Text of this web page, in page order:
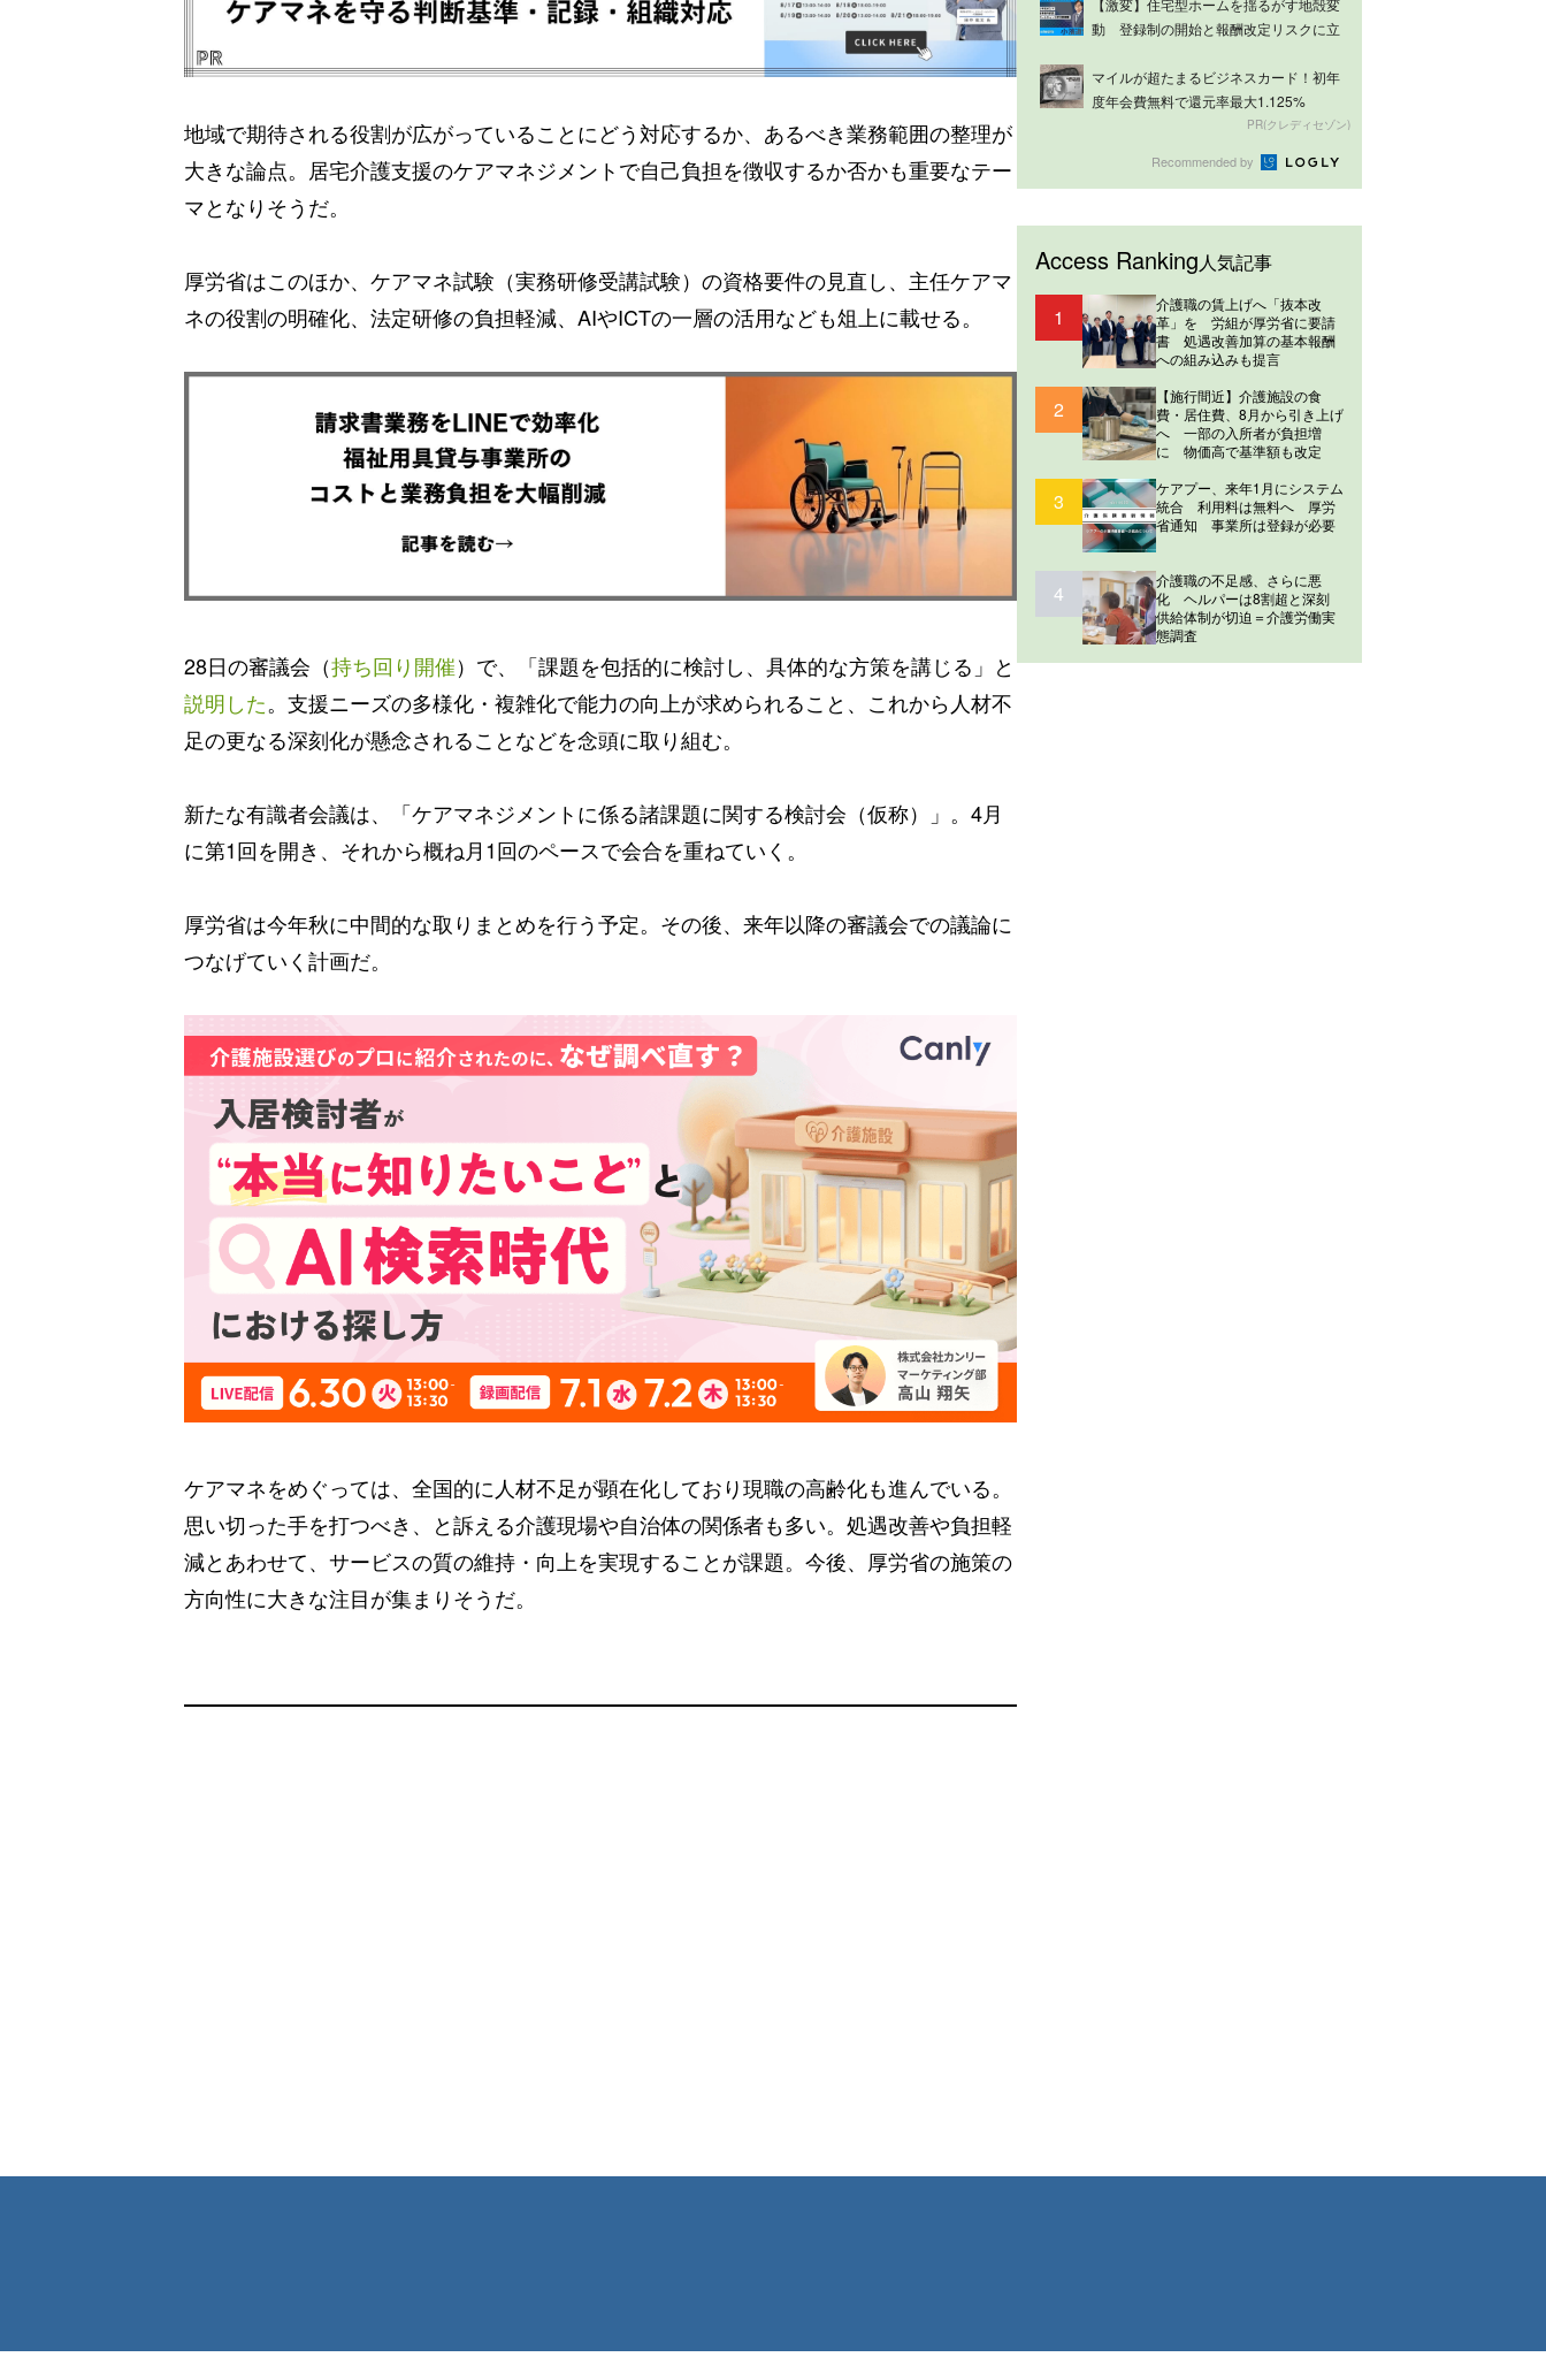
地域で期待される役割が広がっていることにどう対応するか、あるべき業務範囲の整理が
大きな論点。居宅介護支援のケアマネジメントで自己負担を徴収するか否かも重要なテー
マとなりそうだ。
厚労省はこのほか、ケアマネ試験（実務研修受講試験）の資格要件の見直し、主任ケアマ
ネの役割の明確化、法定研修の負担軽減、AIやICTの一層の活用なども俎上に載せる。
28日の審議会（持ち回り開催）で、「課題を包括的に検討し、具体的な方策を講じる」と
説明した。支援ニーズの多様化・複雑化で能力の向上が求められること、これから人材不
足の更なる深刻化が懸念されることなどを念頭に取り組む。
新たな有識者会議は、「ケアマネジメントに係る諸課題に関する検討会（仮称）」。4月
に第1回を開き、それから概ね月1回のペースで会合を重ねていく。
厚労省は今年秋に中間的な取りまとめを行う予定。その後、来年以降の審議会での議論に
つなげていく計画だ。
ケアマネをめぐっては、全国的に人材不足が顕在化しており現職の高齢化も進んでいる。
思い切った手を打つべき、と訴える介護現場や自治体の関係者も多い。処遇改善や負担軽
減とあわせて、サービスの質の維持・向上を実現することが課題。今後、厚労省の施策の
方向性に大きな注目が集まりそうだ。
【激変】住宅型ホームを揺るがす地殻変
動 登録制の開始と報酬改定リスクに立
マイルが超たまるビジネスカード！初年
度年会費無料で還元率最大1.125%
PR(クレディセゾン)
Recommended by
Access Ranking人気記事
1
介護職の賃上げへ「抜本改
革」を 労組が厚労省に要請
書 処遇改善加算の基本報酬
への組み込みも提言
2
【施行間近】介護施設の食
費・居住費、8月から引き上げ
へ 一部の入所者が負担増
に 物価高で基準額も改定
3
ケアプー、来年1月にシステム
統合 利用料は無料へ 厚労
省通知 事業所は登録が必要
4
介護職の不足感、さらに悪
化 ヘルパーは8割超と深刻
供給体制が切迫＝介護労働実
態調査